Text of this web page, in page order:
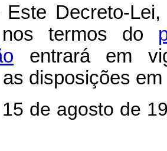
Decreto-
nos termos do
entrará em
disposições
de agosto de